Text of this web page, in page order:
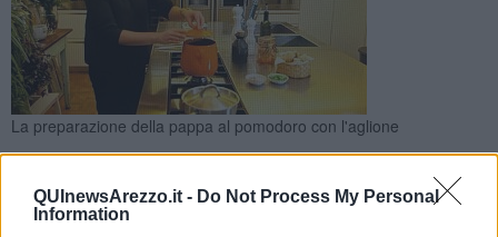
QUInewsArezzo.it - Do Not Process My Personal
Information
La preparazione della pappa al pomodoro con l'aglione
Puntata della trasmissione "L'Italia a morsi" condotta da
caratteristico prodotto culinario